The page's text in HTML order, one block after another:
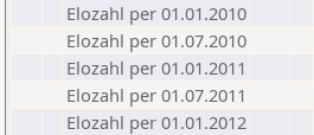
Elozahl per 01.01.2010
Elozahl per 01.07.2010
Elozahl per 01.01.2011
Elozahl per 01.07.2011
Elozahl per 01.01.2012